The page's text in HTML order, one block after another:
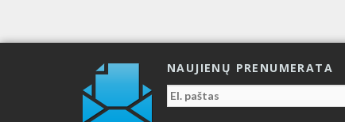
NAUJIENŲ PRENUMERATA